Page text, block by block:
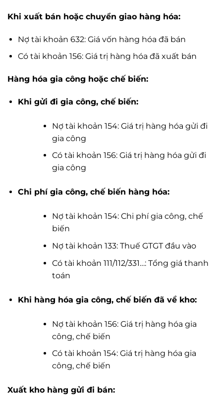
Khi xuất bán hoặc chuyển giao hàng hóa:
Nợ tài khoản 632: Giá vốn hàng hóa đã bán
Có tài khoản 156: Giá trị hàng hóa đã xuất bán
Hàng hóa gia công hoặc chế biến:
Khi gửi đi gia công, chế biến:
Nợ tài khoản 154: Giá trị hàng hóa gửi đi
gia công
Có tài khoản 156: Giá trị hàng hóa gửi đi
gia công
Chi phí gia công, chế biến hàng hóa:
Nợ tài khoản 154: Chi phí gia công, chế
biến
Nợ tài khoản 133: Thuế GTGT đầu vào
Có tài khoản 111/112/331…: Tổng giá thanh
toán
Khi hàng hóa gia công, chế biến đã về kho:
Nợ tài khoản 156: Giá trị hàng hóa gia
công, chế biến
Có tài khoản 154: Giá trị hàng hóa gia
công, chế biến
Xuất kho hàng gửi đi bán: